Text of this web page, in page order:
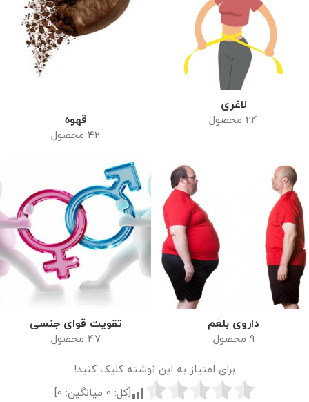
لاغری
24 محصول قهوه
42 محصول
داروی بلغم
9 محصول
تقویت قوای جنسی
47 محصول
برای امتیاز به این نوشته کلیک کنید!
[کل: 0 میانگین: 0
]